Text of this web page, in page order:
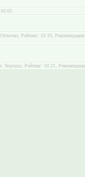
Рейтинг: 10.19, Рекомендации:
Рейтинг: 10.21,